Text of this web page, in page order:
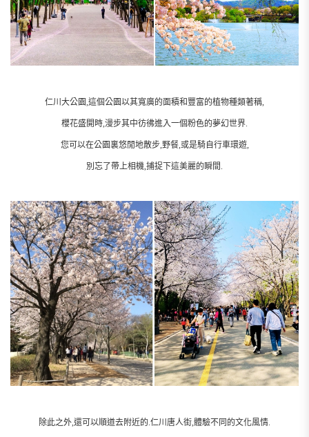
仁川大公園,這個公園以其寬廣的面積和豐富的植物種類著稱,
櫻花盛開時,漫步其中彷彿進入一個粉色的夢幻世界.
您可以在公園裏悠閒地散步,野餐,或是騎自行車環遊,
別忘了帶上相機,捕捉下這美麗的瞬間.
除此之外,還可以順道去附近的.仁川唐人街,體驗不同的文化風情.